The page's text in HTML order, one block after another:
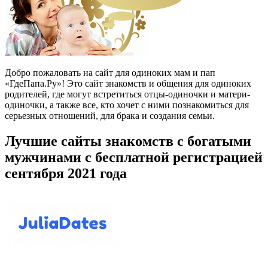
Добро пожаловать на сайт для одиноких мам и пап
«ГдеПапа.Ру»! Это сайт знакомств и общения для одиноких
родителей, где могут встретиться отцы-одиночки и матери-
одиночки, а также все, кто хочет с ними познакомиться для
серьезных отношений, для брака и создания семьи.
Лучшие сайты знакомств с богатыми
мужчинами с бесплатной регистрацией
сентября 2021 года